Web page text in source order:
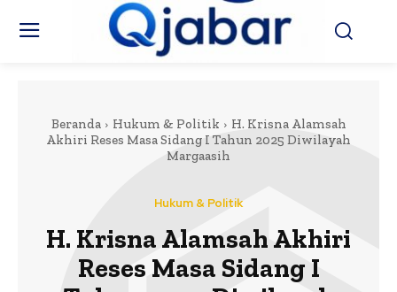
Beranda Hukum & Politik
H. Krisna Alamsah
Akhiri Reses Masa Sidang I Tahun 2025 Diwilayah
Margaasih
Hukum & Politik
H. Krisna Alamsah Akhiri
Reses Masa Sidang I